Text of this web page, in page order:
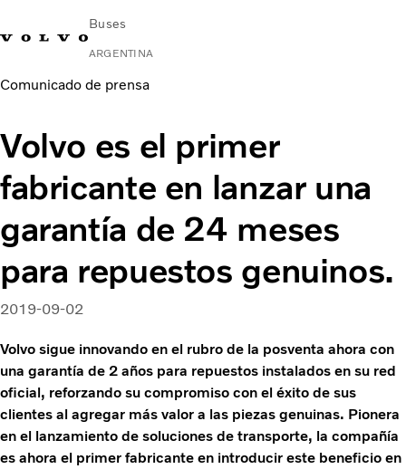
Buses
ARGENTINA
Change MarketContactoBuscar concesionario
Urbano e Interurbano
Buses Media & Larga Distancia
Servicios
¿Por qué elegir Volvo?
Contacto
Comunicado de prensa
Volvo es el primer
fabricante en lanzar una
garantía de 24 meses
para repuestos genuinos.
2019-09-02
Volvo sigue innovando en el rubro de la posventa ahora con
una garantía de 2 años para repuestos instalados en su red
oficial, reforzando su compromiso con el éxito de sus
clientes al agregar más valor a las piezas genuinas. Pionera
en el lanzamiento de soluciones de transporte, la compañía
es ahora el primer fabricante en introducir este beneficio en